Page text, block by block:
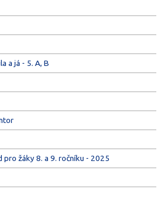
a já - 5. A, B
pro žáky 8. a 9. ročníku - 2025